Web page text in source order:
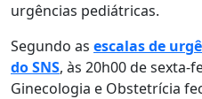
urgências pediátricas.
Segundo as escalas de
do SNS, às 20h00 de sexta-
Ginecologia e Obstetrícia